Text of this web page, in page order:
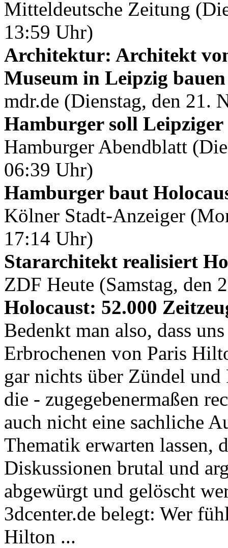
Mitteldeutsche Zeitung
13:59 Uhr)
Architektur: Architekt
Museum in Leipzig bauen
mdr.de (Dienstag, den 21.
Hamburger soll
Hamburger Abendblatt
06:39 Uhr)
Hamburger baut
Kölner Stadt-Anzeiger
17:14 Uhr)
Stararchitekt realisiert
ZDF Heute (Samstag, den
Holocaust: 52.000
Bedenkt man also, dass
Erbrochenen von Paris
gar nichts über Zündel
die - zugegebenermaßen
auch nicht eine sachliche
Thematik erwarten lassen,
Diskussionen brutal und
abgewürgt und gelöscht
3dcenter.de belegt: Wer
Hilton ...